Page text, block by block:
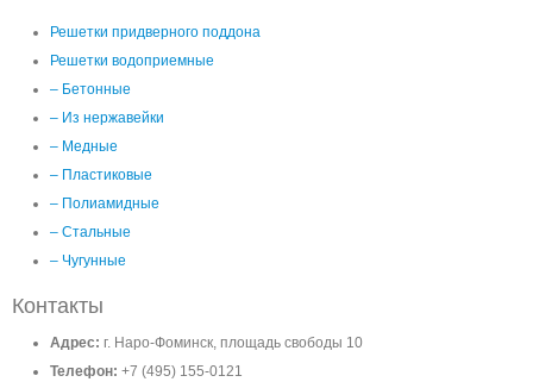
Решетки придверного поддона
Решетки водоприемные
– Бетонные
– Из нержавейки
– Медные
– Пластиковые
– Полиамидные
– Стальные
– Чугунные
Контакты
Адрес: г. Наро-Фоминск, площадь свободы 10
Телефон: +7 (495) 155-0121